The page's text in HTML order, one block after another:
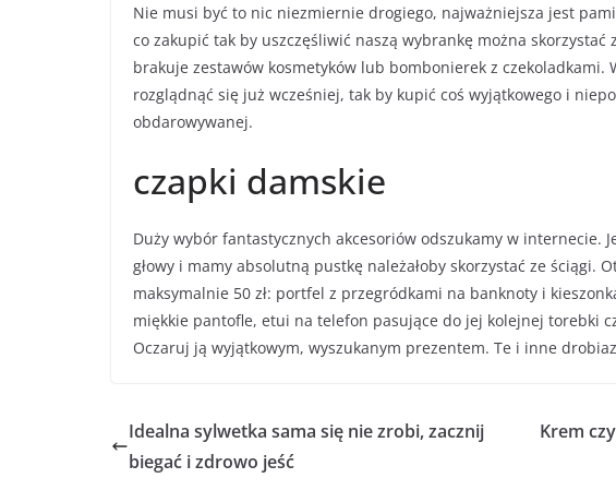
Nie musi być to nic niezmiernie drogiego, najważniejsza jest
co zakupić tak by uszczęśliwić naszą wybrankę można skorzystać
brakuje zestawów kosmetyków lub bombonierek z czekoladkami.
rozglądnąć się już wcześniej, tak by kupić coś wyjątkowego i
obdarowywanej.
czapki damskie
Duży wybór fantastycznych akcesoriów odszukamy w internecie.
głowy i mamy absolutną pustkę należałoby skorzystać ze ściągi.
maksymalnie 50 zł: portfel z przegródkami na banknoty i
miękkie pantofle, etui na telefon pasujące do jej kolejnej torebki
Oczaruj ją wyjątkowym, wyszukanym prezentem. Te i inne
Idealna sylwetka sama się nie zrobi, zacznij
biegać i zdrowo jeść
Krem